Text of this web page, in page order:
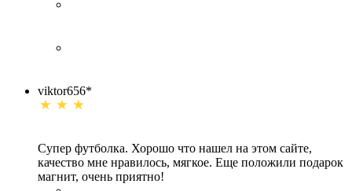
viktor656*
Супер футболка. Хорошо что нашел на этом сайте,
качество мне нравилось, мягкое. Еще положили подарок
магнит, очень приятно!